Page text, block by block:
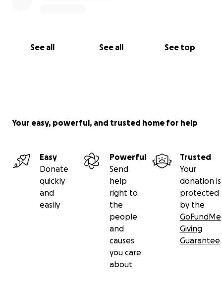
See all See all See top
Your easy, powerful, and trusted home for help
Easy
Donate
quickly
and
easily
Powerful
Send
help
right to
the
people
and
causes
you care
about
Trusted
Your
donation is
protected
by the
GoFundMe
Giving
Guarantee